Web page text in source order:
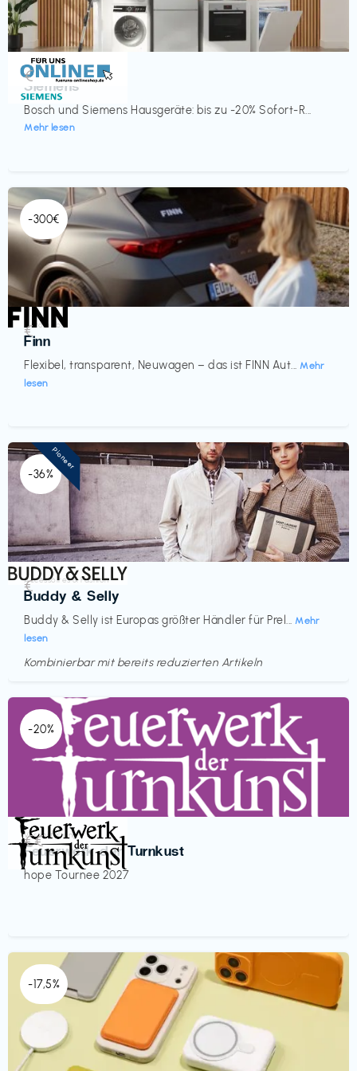
Küche & Haushalt
Siemens
Bosch und Siemens Hausgeräte: bis zu -20% Sofort-R...
Mehr lesen
€‎
-300€
Automobil
Finn
Flexibel, transparent, Neuwagen – das ist FINN Aut... Mehr
lesen
€‎
-36%
Accessoires & Fashion
Buddy & Selly
Buddy & Selly ist Europas größter Händler für Prel... Mehr
lesen
€‎
Kombinierbar mit bereits reduzierten Artikeln
Pioneer
-20%
Veranstaltung
Feuerwerk der Turnkust
hope Tournee 2027
€€‎
-17,5%